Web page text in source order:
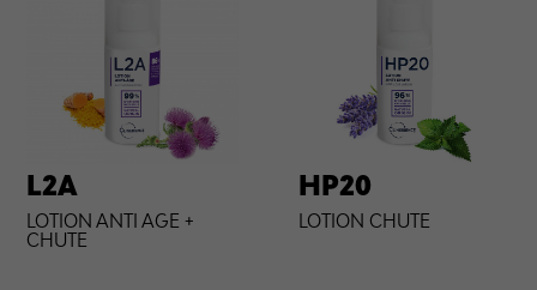
L2A
LOTION ANTI AGE +
CHUTE
HP20
LOTION CHUTE